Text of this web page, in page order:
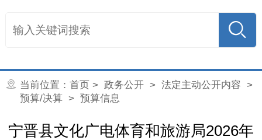
当前位置： 首页 > 政务公开> 法定主动公开内容 >
预算/决算> 预算信息
宁晋县文化广电体育和旅游局2026年